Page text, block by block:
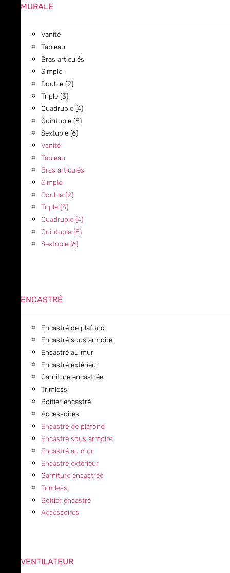
MURALE
Vanité
Tableau
Bras articulés
Simple
Double (2)
Triple (3)
Quadruple (4)
Quintuple (5)
Sextuple (6)
Vanité
Tableau
Bras articulés
Simple
Double (2)
Triple (3)
Quadruple (4)
Quintuple (5)
Sextuple (6)
ENCASTRÉ
Encastré de plafond
Encastré sous armoire
Encastré au mur
Encastré extérieur
Garniture encastrée
Trimless
Boitier encastré
Accessoires
Encastré de plafond
Encastré sous armoire
Encastré au mur
Encastré extérieur
Garniture encastrée
Trimless
Boitier encastré
Accessoires
VENTILATEUR